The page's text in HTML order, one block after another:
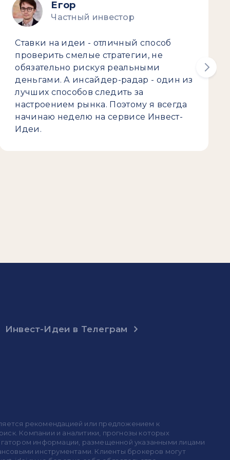
Егор
Частный инвестор
Ставки на идеи - отличный способ
проверить смелые стратегии, не
обязательно рискуя реальными
деньгами. А инсайдер-радар - один из
лучших способов следить за
настроением рынка. Поэтому я всегда
начинаю неделю на сервисе Инвест-
Идеи.
Инвест-Идеи в Телеграм
рекомендацией или предложением к
Компании и аналитики, прогнозы которых
информации, размещенной указанными лицами
инструментами. Клиенты брокеров могут